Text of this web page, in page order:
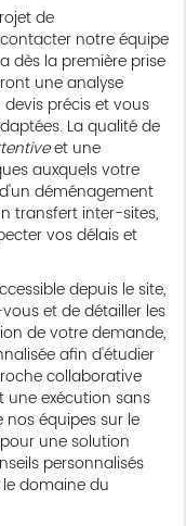
de
notre équipe
dès la première prise
une analyse
précis et vous
La qualité de
et une
auxquels votre
déménagement
transfert inter-sites,
vos délais et
depuis le site,
et de détailler les
de votre demande,
afin d'étudier
collaborative
exécution sans
équipes sur le
une solution
personnalisés
domaine du